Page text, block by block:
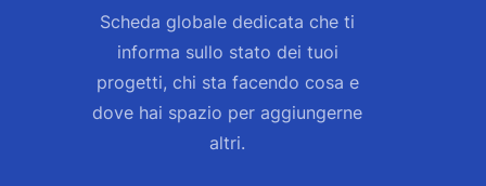
Scheda globale dedicata che ti
informa sullo stato dei tuoi
progetti, chi sta facendo cosa e
dove hai spazio per aggiungerne
altri.